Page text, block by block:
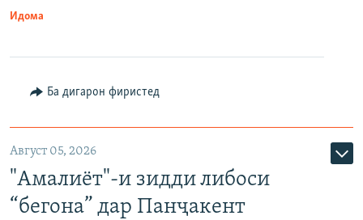
Идома
Ба дигарон фиристед
Август 05, 2026
"Амалиёт"-и зидди либоси
“бегона” дар Панҷакент